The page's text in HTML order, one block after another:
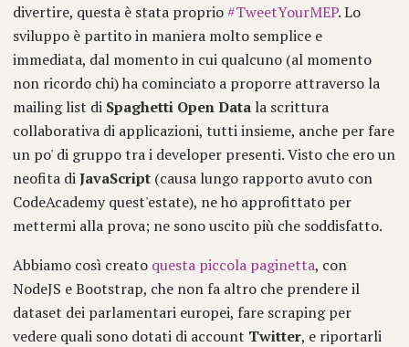
divertire, questa è stata proprio#TweetYourMEP. Lo
sviluppo è partito in maniera molto semplice e
immediata, dal momento in cui qualcuno (al momento
non ricordo chi) ha cominciato a proporre attraverso la
mailing list di Spaghetti Open Data la scrittura
collaborativa di applicazioni, tutti insieme, anche per fare
un po' di gruppo tra i developer presenti. Visto che ero un
neofita diJavaScript (causa lungo rapporto avuto con
CodeAcademy quest'estate), ne ho approfittato per
mettermi alla prova; ne sono uscito più che soddisfatto.
Abbiamo così creato questa piccola paginetta, con
NodeJS e Bootstrap, che non fa altro che prendere il
dataset dei parlamentari europei, fare scraping per
vedere quali sono dotati di account Twitter, e riportarli